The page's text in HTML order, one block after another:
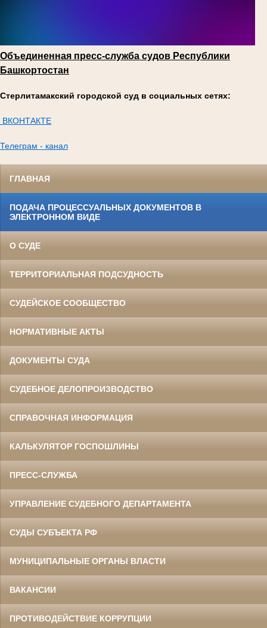
Объединенная пресс-служба судов Республики
Башкортостан
Стерлитамакский городской суд в социальных сетях:
ВКОНТАКТЕ
Телеграм - канал
ГЛАВНАЯ
ПОДАЧА ПРОЦЕССУАЛЬНЫХ ДОКУМЕНТОВ В
ЭЛЕКТРОННОМ ВИДЕ
О СУДЕ
ТЕРРИТОРИАЛЬНАЯ ПОДСУДНОСТЬ
СУДЕЙСКОЕ СООБЩЕСТВО
НОРМАТИВНЫЕ АКТЫ
ДОКУМЕНТЫ СУДА
СУДЕБНОЕ ДЕЛОПРОИЗВОДСТВО
СПРАВОЧНАЯ ИНФОРМАЦИЯ
КАЛЬКУЛЯТОР ГОСПОШЛИНЫ
ПРЕСС-СЛУЖБА
УПРАВЛЕНИЕ СУДЕБНОГО ДЕПАРТАМЕНТА
СУДЫ СУБЪЕКТА РФ
МУНИЦИПАЛЬНЫЕ ОРГАНЫ ВЛАСТИ
ВАКАНСИИ
ПРОТИВОДЕЙСТВИЕ КОРРУПЦИИ